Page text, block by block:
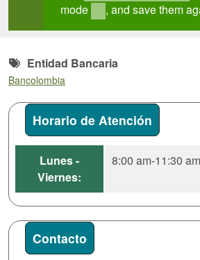
mode
, and save them
Entidad Bancaria
Bancolombia
Horario de Atención
Lunes -
Viernes:
8:00 am-11:30
Contacto